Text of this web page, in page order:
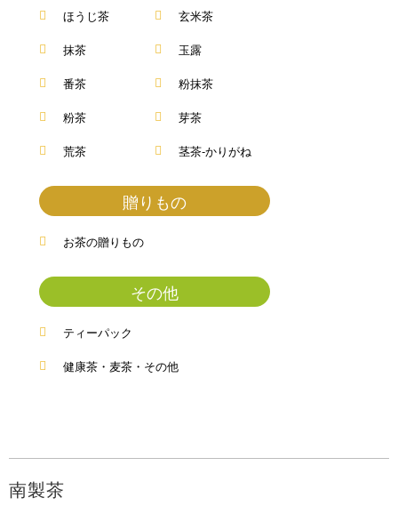
ほうじ茶
抹茶
番茶
粉茶
荒茶
玄米茶
玉露
粉抹茶
芽茶
茎茶-かりがね
贈りもの
お茶の贈りもの
その他
ティーパック
健康茶・麦茶・その他
南製茶